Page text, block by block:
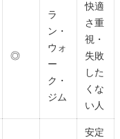
◎
ラ
ン・
ウォ
ー
ク・
ジム
快適
さ重
視・
失敗
した
くな
い人
安定